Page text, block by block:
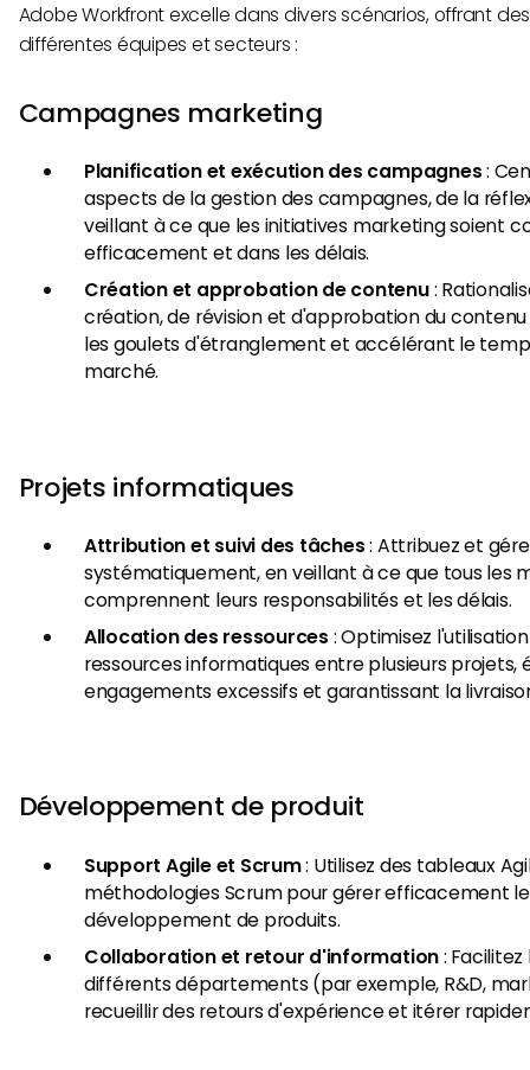
Adobe Workfront excelle dans divers scénarios, offrant
différentes équipes et secteurs :
Campagnes marketing
Planification et exécution des campagnes:
aspects de la gestion des campagnes, de la
veillant à ce que les initiatives marketing soient
efficacement et dans les délais.
Création et approbation de contenu:
création, de révision et d'approbation du
les goulets d'étranglement et accélérant le
marché.
Projets informatiques
Attribution et suivi des tâches: Attribuez et
systématiquement, en veillant à ce que tous les
comprennent leurs responsabilités et les délais.
Allocation des ressources : Optimisez
ressources informatiques entre plusieurs projets,
engagements excessifs et garantissant la
Développement de produit
Support Agile et Scrum: Utilisez des tableaux
méthodologies Scrum pour gérer efficacement
développement de produits.
Collaboration et retour d'information:
différents départements (par exemple, R&D,
recueillir des retours d'expérience et itérer